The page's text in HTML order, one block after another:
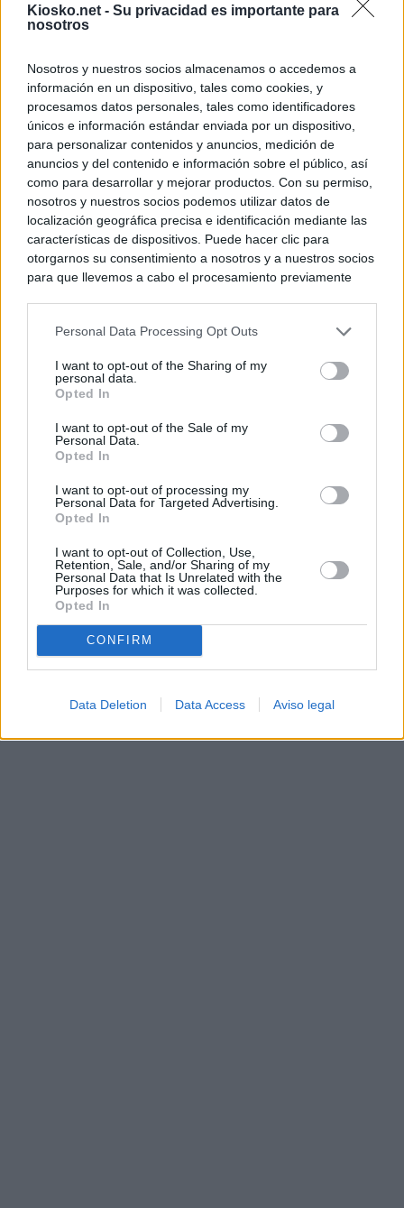
Kiosko.net - Su privacidad es importante para
nosotros
Nosotros y nuestros socios almacenamos o accedemos a
información en un dispositivo, tales como cookies, y
procesamos datos personales, tales como identificadores
únicos e información estándar enviada por un dispositivo,
para personalizar contenidos y anuncios, medición de
anuncios y del contenido e información sobre el público, así
como para desarrollar y mejorar productos. Con su permiso,
nosotros y nuestros socios podemos utilizar datos de
localización geográfica precisa e identificación mediante las
características de dispositivos. Puede hacer clic para
otorgarnos su consentimiento a nosotros y a nuestros socios
para que llevemos a cabo el procesamiento previamente
negar su consentimiento. Tenga en cuenta que algún
de su consentimiento, pero usted tiene el derecho de
rechazar tal procesamiento. Sus preferencias se aplicarán
cualquier momento entrando de nuevo en este sitio web o
visitando nuestra política de privacidad.
Personal Data Processing Opt Outs
I want to opt-out of the Sharing of my
personal data.
Opted In
I want to opt-out of the Sale of my
Personal Data.
Opted In
I want to opt-out of processing my
Personal Data for Targeted Advertising.
Opted In
I want to opt-out of Collection, Use,
Retention, Sale, and/or Sharing of my
Personal Data that Is Unrelated with the
Purposes for which it was collected.
Opted In
CONFIRM
Data Deletion Data Access Aviso legal